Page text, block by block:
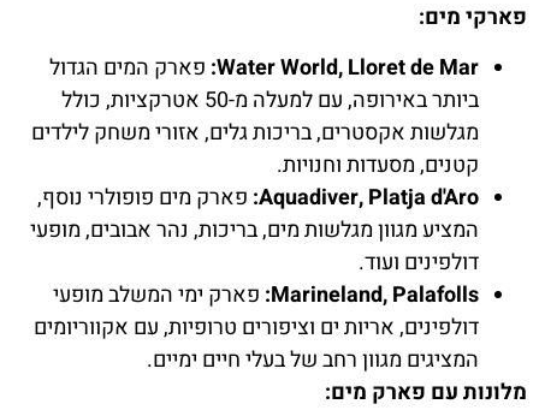
פארקי מים:
Water World, Lloret de Mar: פארק המים הגדול
ביותר באירופה, עם למעלה מ-50 אטרקציות, כולל
מגלשות אקסטרים, בריכות גלים, אזורי משחק לילדים
קטנים, מסעדות וחנויות.
Aquadiver, Platja d'Aro: פארק מים פופולרי נוסף,
המציע מגוון מגלשות מים, בריכות, נהר אבובים, מופעי
דולפינים ועוד.
Marineland, Palafolls: פארק ימי המשלב מופעי
דולפינים, אריות ים וציפורים טרופיות, עם אקווריומים
המציגים מגוון רחב של בעלי חיים ימיים.
מלונות עם פארק מים: